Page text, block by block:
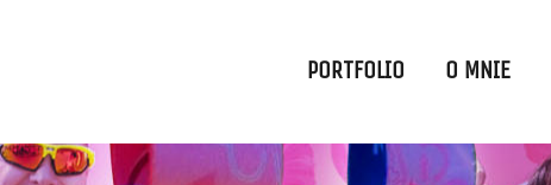
PORTFOLIO O MNIE